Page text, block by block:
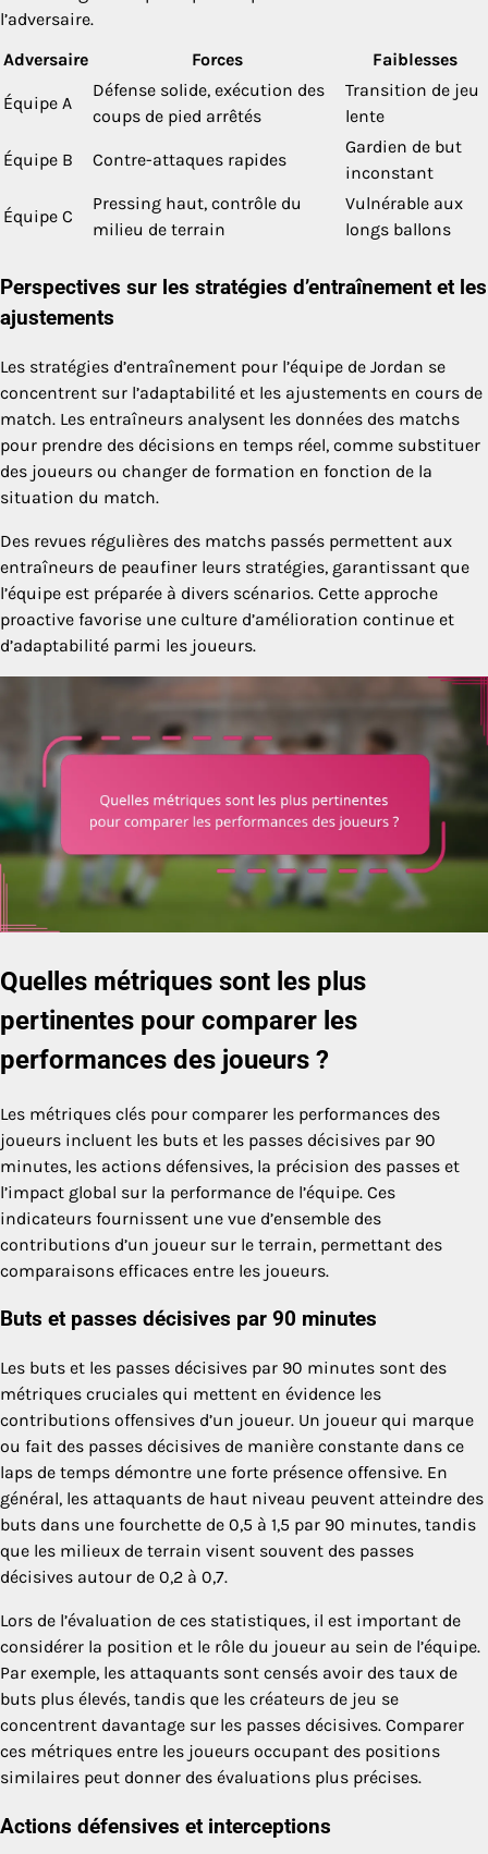
l’adversaire.
Adversaire
Forces Faiblesses
Équipe A
Défense solide, exécution des
coups de pied arrêtés
Transition de jeu
lente
Équipe B Contre-attaques rapides
Gardien de but
inconstant
Équipe C
Pressing haut, contrôle du
milieu de terrain
Vulnérable aux
longs ballons
Perspectives sur les stratégies d’entraînement et les
ajustements
Les stratégies d’entraînement pour l’équipe de Jordan se
concentrent sur l’adaptabilité et les ajustements en cours de
match. Les entraîneurs analysent les données des matchs
pour prendre des décisions en temps réel, comme substituer
des joueurs ou changer de formation en fonction de la
situation du match.
Des revues régulières des matchs passés permettent aux
entraîneurs de peaufiner leurs stratégies, garantissant que
l’équipe est préparée à divers scénarios. Cette approche
proactive favorise une culture d’amélioration continue et
d’adaptabilité parmi les joueurs.
Quelles métriques sont les plus
pertinentes pour comparer les
performances des joueurs ?
Les métriques clés pour comparer les performances des
joueurs incluent les buts et les passes décisives par 90
minutes, les actions défensives, la précision des passes et
l’impact global sur la performance de l’équipe. Ces
indicateurs fournissent une vue d’ensemble des
contributions d’un joueur sur le terrain, permettant des
comparaisons efficaces entre les joueurs.
Buts et passes décisives par 90 minutes
Les buts et les passes décisives par 90 minutes sont des
métriques cruciales qui mettent en évidence les
contributions offensives d’un joueur. Un joueur qui marque
ou fait des passes décisives de manière constante dans ce
laps de temps démontre une forte présence offensive. En
général, les attaquants de haut niveau peuvent atteindre des
buts dans une fourchette de 0,5 à 1,5 par 90 minutes, tandis
que les milieux de terrain visent souvent des passes
décisives autour de 0,2 à 0,7.
Lors de l’évaluation de ces statistiques, il est important de
considérer la position et le rôle du joueur au sein de l’équipe.
Par exemple, les attaquants sont censés avoir des taux de
buts plus élevés, tandis que les créateurs de jeu se
concentrent davantage sur les passes décisives. Comparer
ces métriques entre les joueurs occupant des positions
similaires peut donner des évaluations plus précises.
Actions défensives et interceptions